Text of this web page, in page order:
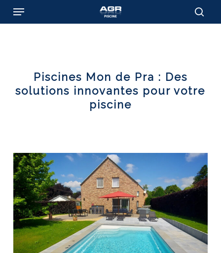
Menu
Piscines Mon de Pra : Des
solutions innovantes pour votre
piscine